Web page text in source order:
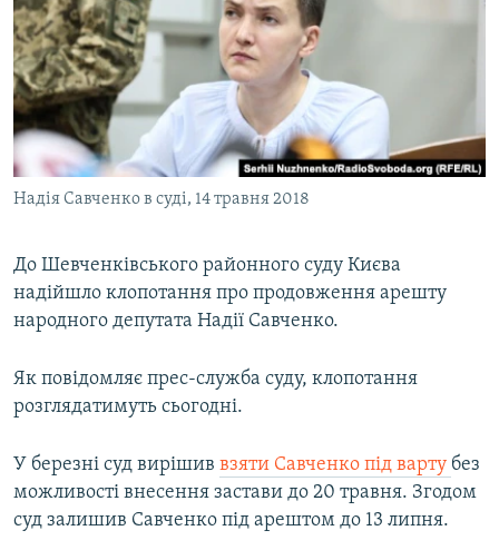
МУЛЬТИМЕДІА
ФОТО
СПЕЦПРОЄКТИ
ПОДКАСТИ
КРИМ РЕАЛІЇ
УКР
КТАТ
Усі сайти RFE/RL
Надія Савченко в суді, 14 травня 2018
До Шевченківського районного суду Києва
надійшло клопотання про продовження арешту
народного депутата Надії Савченко.
Як повідомляє прес-служба суду, клопотання
розглядатимуть сьогодні.
У березні суд вирішив взяти Савченко під варту без
можливості внесення застави до 20 травня. Згодом
суд залишив Савченко під арештом до 13 липня.